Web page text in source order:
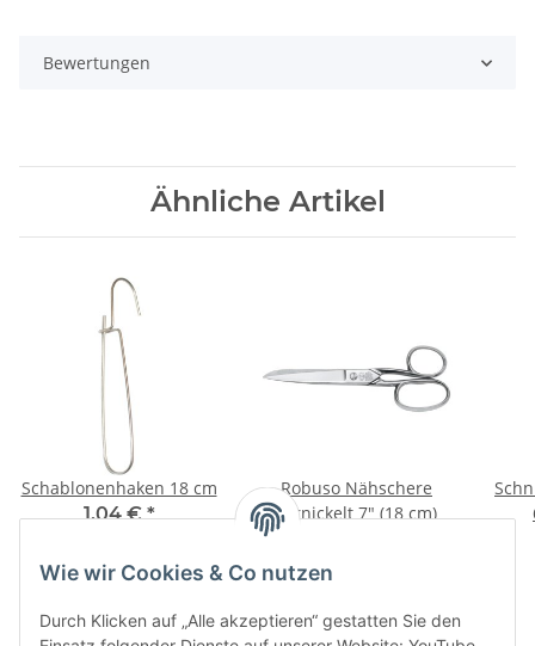
Wie wir Cookies & Co nutzen
Durch Klicken auf „Alle akzeptieren“ gestatten Sie den
Bewertungen
Ähnliche Artikel
Schablonenhaken 18 cm
1,04 €*
Robuso Nähschere
vernickelt 7" (18 cm)